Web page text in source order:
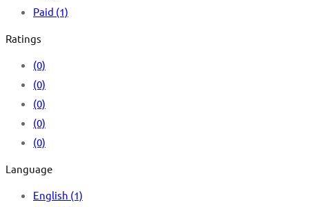
Paid (1)
Ratings
(0)
(0)
(0)
(0)
(0)
Language
English (1)